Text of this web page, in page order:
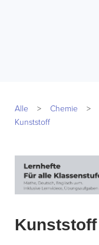
Alle Chemie
Kunststoff
Kunststoff